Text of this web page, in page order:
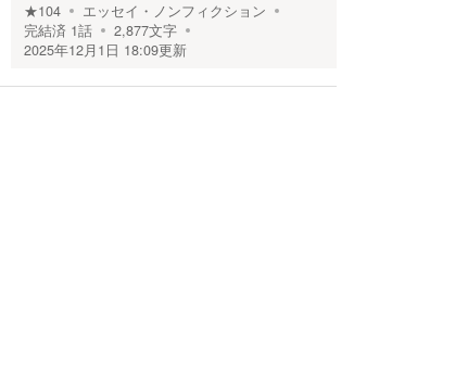
★104
エッセイ・ノンフィクション
完結済 1話 2,877文字
2025年12月1日 18:09更新